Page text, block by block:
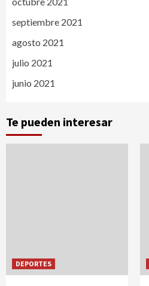
septiembre 2021
agosto 2021
julio 2021
junio 2021
Te pueden interesar
DEPORTES